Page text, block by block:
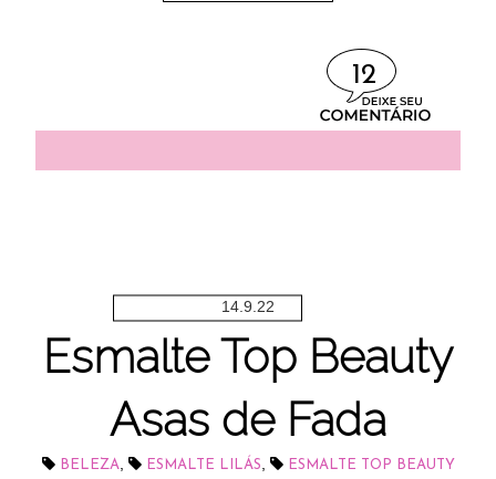
12
14.9.22
Esmalte Top Beauty
Asas de Fada
BELEZA, ESMALTE LILÁS,
ESMALTE TOP BEAUTY